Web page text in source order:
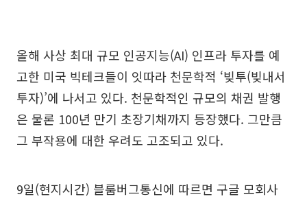
올해 사상 최대 규모 인공지능(AI) 인프라 투자를 예
고한 미국 빅테크들이 잇따라 천문학적 ‘빚투(빚내서
투자)’에 나서고 있다. 천문학적인 규모의 채권 발행
은 물론 100년 만기 초장기채까지 등장했다. 그만큼
그 부작용에 대한 우려도 고조되고 있다.
9일(현지시간) 블룸버그통신에 따르면 구글 모회사